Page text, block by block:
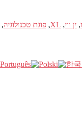
, ין ווי,
XL
, פוגת טכנולוגיה,